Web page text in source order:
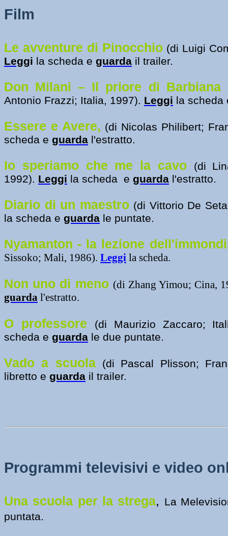
Film
Le avventure di Pinocchio (di Luigi
Leggi la scheda e guarda il trailer.
Don Milani – Il priore di Barbiana
Antonio Frazzi; Italia, 1997). Leggi la
Essere e Avere, (di Nicolas Philibert;
scheda e guarda l'estratto.
Io speriamo che me la cavo
(di
1992). Leggi la scheda e guarda l'estratto.
Diario di un maestro (di Vittorio De
la scheda e guarda le puntate.
Nyamanton - la lezione
Sissoko; Mali, 1986). Leggi la scheda.
Non uno di meno (di Zhang Yimou; Cina,
guarda l'estratto.
O professore
(di Maurizio Zaccaro;
scheda e guarda le due puntate.
Vado a scuola
(di Pascal Plisson;
libretto e guarda il trailer.
Programmi televisivi e video
Una scuola per la strega, La
puntata.